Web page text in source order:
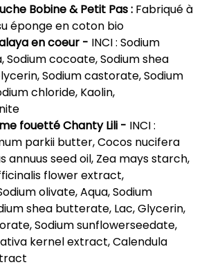
Bobine & Petit Pas : Fabriqué à
éponge en coton bio
en coeur - INCI : Sodium
Sodium cocoate, Sodium shea
Sodium castorate, Sodium
chloride, Kaolin,
fouetté Chanty Lili - INCI :
parkii butter, Cocos nucifera
annuus seed oil, Zea mays starch,
flower extract,
olivate, Aqua, Sodium
shea butterate, Lac, Glycerin,
Sodium sunflowerseedate,
kernel extract, Calendula